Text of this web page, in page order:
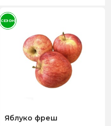
Яблуко фреш
СЕЗОН